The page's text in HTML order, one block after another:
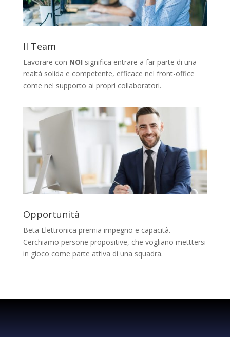
Il Team
Lavorare con NOI significa entrare a far parte di una
realtà solida e competente, efficace nel front-office
come nel supporto ai propri collaboratori.
Opportunità
Beta Elettronica premia impegno e capacità.
Cerchiamo persone propositive, che vogliano metttersi
in gioco come parte attiva di una squadra.